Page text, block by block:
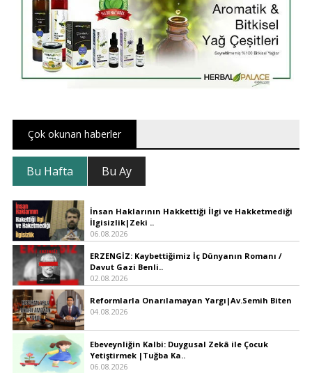
Çok okunan haberler
Bu Hafta Bu Ay
İnsan Haklarının Hakkettiği İlgi ve Hakketmediği
İlgisizlik|Zeki ..
06.08.2026
ERZENGİZ: Kaybettiğimiz İç Dünyanın Romanı /
Davut Gazi Benli..
02.08.2026
Reformlarla Onarılamayan Yargı|Av.Semih Biten
04.08.2026
Ebeveynliğin Kalbi: Duygusal Zekâ ile Çocuk
Yetiştirmek |Tuğba Ka..
06.08.2026